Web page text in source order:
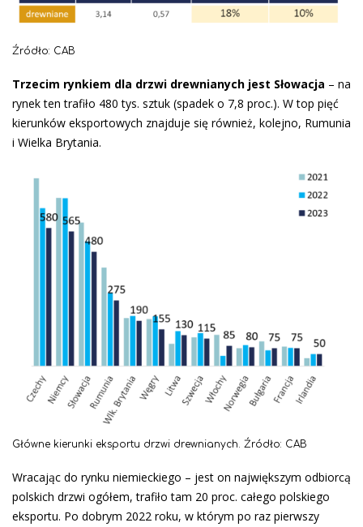
Źródło: CAB
Trzecim rynkiem dla drzwi drewnianych jest Słowacja – na
rynek ten trafiło 480 tys. sztuk (spadek o 7,8 proc.). W top pięć
kierunków eksportowych znajduje się również, kolejno, Rumunia
i Wielka Brytania.
Główne kierunki eksportu drzwi drewnianych. Źródło: CAB
Wracając do rynku niemieckiego – jest on największym odbiorcą
polskich drzwi ogółem, trafiło tam 20 proc. całego polskiego
eksportu. Po dobrym 2022 roku, w którym po raz pierwszy